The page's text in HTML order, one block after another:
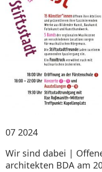
07 2024
Wir sind dabei |
architekten BDA am